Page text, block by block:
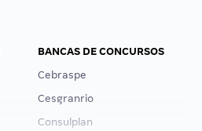
BANCAS DE CONCURSOS
Cebraspe
Cesgranrio
Consulplan